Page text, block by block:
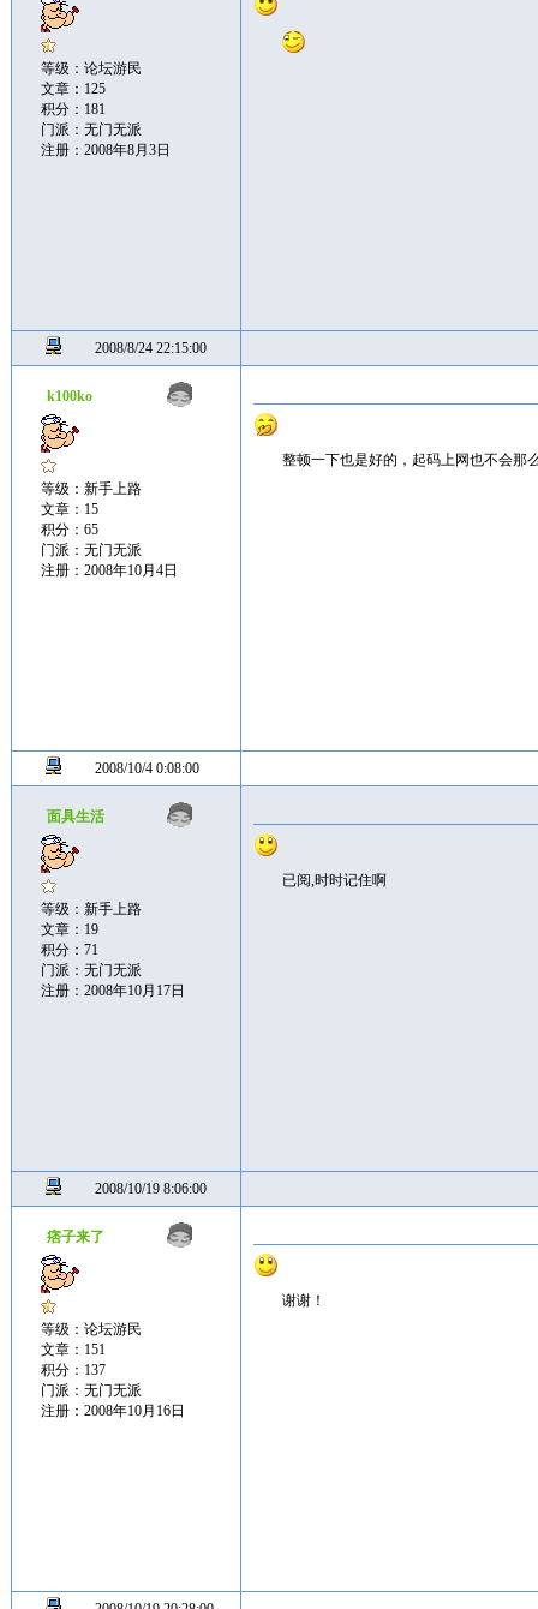
等级：论坛游民
文章：125
积分：181
门派：无门无派
注册：2008年8月3日
2008/8/24 22:15:00
k100ko
等级：新手上路
文章：15
积分：65
门派：无门无派
注册：2008年10月4日
整顿一下也是好的，起码上网也不会那
2008/10/4 0:08:00
面具生活
等级：新手上路
文章：19
积分：71
门派：无门无派
注册：2008年10月17日
已阅,时时记住啊
2008/10/19 8:06:00
痞子来了
等级：论坛游民
文章：151
积分：137
门派：无门无派
注册：2008年10月16日
谢谢！